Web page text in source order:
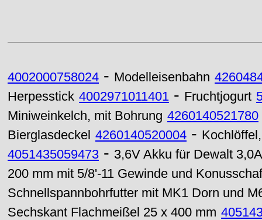
4002000758024 - Modelleisenbahn
Herpesstick 4002971011401 - Fruchtjogurt
Miniweinkelch, mit Bohrung 4260140521780
Bierglasdeckel 4260140520004 -
4051435059473 - 3,6V Akku für Dewalt
200 mm mit 5/8'-11 Gewinde und
Schnellspannbohrfutter mit MK1 Dorn und
Sechskant Flachmeißel 25 x 400 mm